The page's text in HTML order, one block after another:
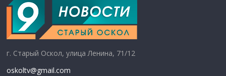
г. Старый Оскол, улица Ленина, 71/12
oskoltv@gmail.com